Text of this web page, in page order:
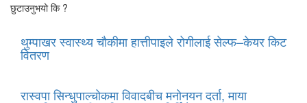
छुटाउनुभयो कि ?
थुम्पाखर स्वास्थ्य चौकीमा हात्तीपाइले रोगीलाई सेल्फ–केयर किट
वितरण
रास्वपा सिन्धुपाल्चोकमा विवादबीच मनोनयन दर्ता, माया